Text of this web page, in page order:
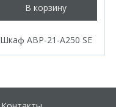
В корзину
Шкаф АВР-21-А250 SE